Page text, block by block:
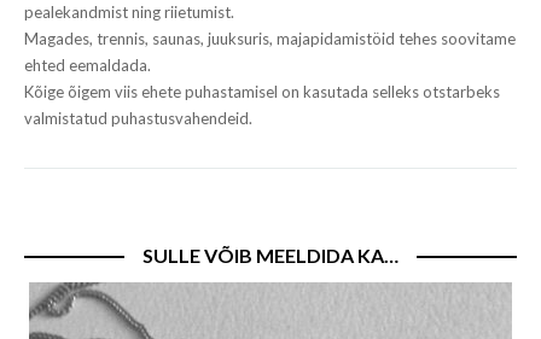
pealekandmist ning riietumist.
Magades, trennis, saunas, juuksuris, majapidamistöid tehes soovitame
ehted eemaldada.
Kõige õigem viis ehete puhastamisel on kasutada selleks otstarbeks
valmistatud puhastusvahendeid.
SULLE VÕIB MEELDIDA KA…